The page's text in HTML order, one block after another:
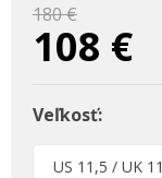
180 €
108 €
Veľkosť:
US 11,5 / UK